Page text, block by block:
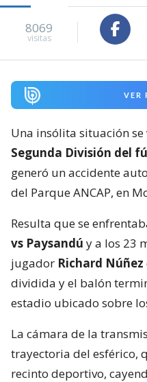
8069
visitas
VER
Una insólita situación
Segunda División del
generó un accidente
del Parque ANCAP, en
Resulta que se
vs Paysandú y a los 23
jugador Richard Núñez
dividida y el balón
estadio ubicado sobre
La cámara de la
trayectoria del esférico,
recinto deportivo,